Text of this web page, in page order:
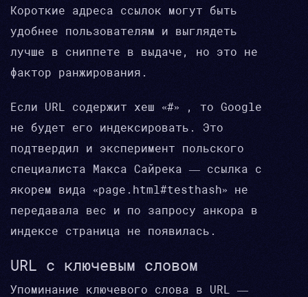
Короткие адреса ссылок могут быть
удобнее пользователям и выглядеть
лучше в сниппете в выдаче, но это не
фактор ранжирования.
Если URL содержит хеш «#» , то Google
не будет его индексировать. Это
подтвердил и эксперимент польского
специалиста Макса Сайрека — ссылка с
якорем вида «page.html#testhash» не
передавала вес и по запросу анкора в
индексе страница не появилась.
URL с ключевым словом
Упоминание ключевого слова в URL —